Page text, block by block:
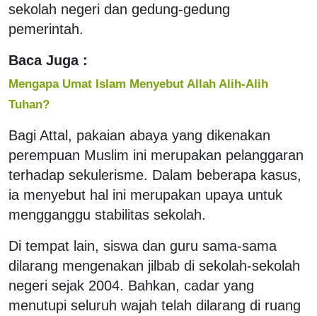
sekolah negeri dan gedung-gedung
pemerintah.
Baca Juga :
Mengapa Umat Islam Menyebut Allah Alih-Alih
Tuhan?
Bagi Attal, pakaian abaya yang dikenakan
perempuan Muslim ini merupakan pelanggaran
terhadap sekulerisme. Dalam beberapa kasus,
ia menyebut hal ini merupakan upaya untuk
mengganggu stabilitas sekolah.
Di tempat lain, siswa dan guru sama-sama
dilarang mengenakan jilbab di sekolah-sekolah
negeri sejak 2004. Bahkan, cadar yang
menutupi seluruh wajah telah dilarang di ruang